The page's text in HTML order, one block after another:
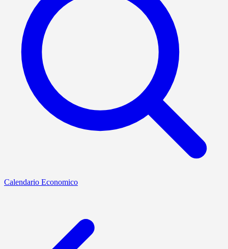
Calendario Economico